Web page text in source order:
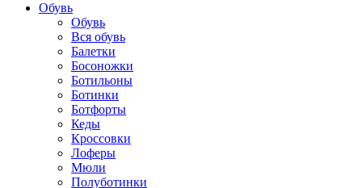
Обувь
Обувь
Вся обувь
Балетки
Босоножки
Ботильоны
Ботинки
Ботфорты
Кеды
Кроссовки
Лоферы
Мюли
Полуботинки